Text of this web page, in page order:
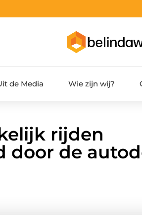
de Media Wie zijn wij?
rijden
door de